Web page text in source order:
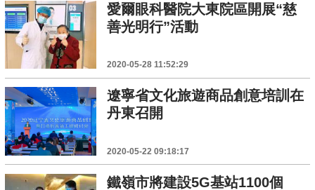
愛爾眼科醫院大東院區開展“慈
善光明行”活動
2020-05-28 11:52:29
遼寧省文化旅遊商品創意培訓在
丹東召開
2020-05-22 09:18:17
鐵嶺市將建設5G基站1100個